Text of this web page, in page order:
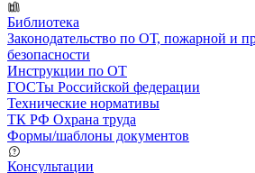
Библиотека
Законодательство по ОТ, пожарной и
безопасности
Инструкции по ОТ
ГОСТы Российской федерации
Технические нормативы
ТК РФ Охрана труда
Формы/шаблоны документов
Консультации